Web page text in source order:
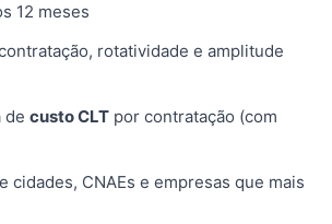
12 meses
rotatividade e amplitude
de custo CLT por contratação (com
cidades, CNAEs e empresas que mais